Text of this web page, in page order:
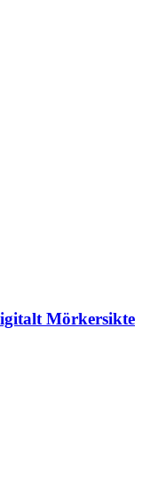
Mörkersikte